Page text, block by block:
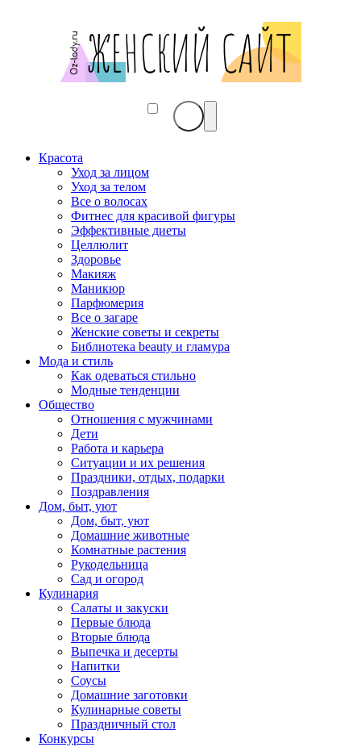
Красота
Уход за лицом
Уход за телом
Все о волосах
Фитнес для красивой фигуры
Эффективные диеты
Целлюлит
Здоровье
Макияж
Маникюр
Парфюмерия
Все о загаре
Женские советы и секреты
Библиотека beauty и гламура
Мода и стиль
Как одеваться стильно
Модные тенденции
Общество
Отношения с мужчинами
Дети
Работа и карьера
Ситуации и их решения
Праздники, отдых, подарки
Поздравления
Дом, быт, уют
Дом, быт, уют
Домашние животные
Комнатные растения
Рукодельница
Сад и огород
Кулинария
Салаты и закуски
Первые блюда
Вторые блюда
Выпечка и десерты
Напитки
Соусы
Домашние заготовки
Кулинарные советы
Праздничный стол
Конкурсы